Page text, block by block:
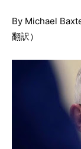
By Michael
翻訳）